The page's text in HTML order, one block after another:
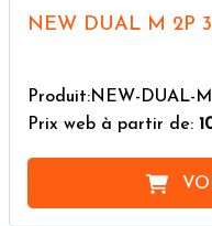
NEW DUAL M 2P
Produit:NEW-DUAL-
Prix web à partir de: